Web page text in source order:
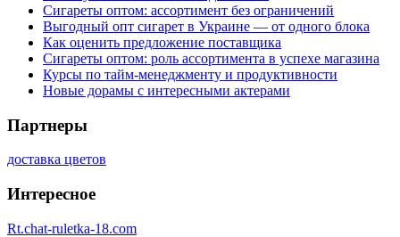
Сигареты оптом: ассортимент без ограничений
Выгодный опт сигарет в Украине — от одного блока
Как оценить предложение поставщика
Сигареты оптом: роль ассортимента в успехе магазина
Курсы по тайм-менеджменту и продуктивности
Новые дорамы с интересными актерами
Партнеры
доставка цветов
Интересное
Rt.chat-ruletka-18.com